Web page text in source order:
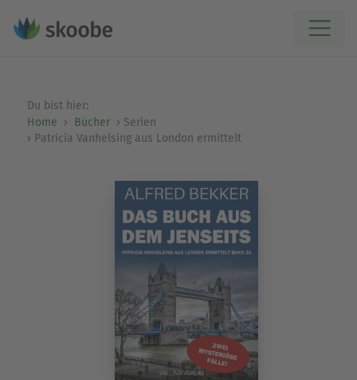
Du bist hier:
Home
Bücher
Serien
Patricia Vanhelsing aus London ermittelt